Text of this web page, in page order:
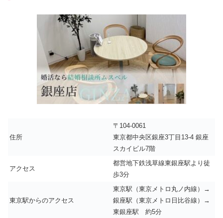
住所
〒104-0061
東京都中央区銀座3丁目13-4 銀座
スカイビル7階
アクセス
都営地下鉄浅草線東銀座駅より徒
歩3分
東京駅からのアクセス
東京駅（東京メトロ丸ノ内線）→
銀座駅（東京メトロ日比谷線）→
東銀座駅 約5分